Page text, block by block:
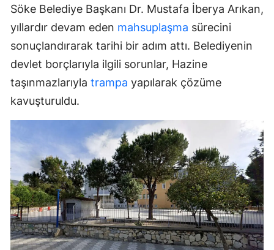
Söke Belediye Başkanı Dr. Mustafa İberya Arıkan,
yıllardır devam eden mahsuplaşma sürecini
sonuçlandırarak tarihi bir adım attı. Belediyenin
devlet borçlarıyla ilgili sorunlar, Hazine
taşınmazlarıyla trampa yapılarak çözüme
kavuşturuldu.